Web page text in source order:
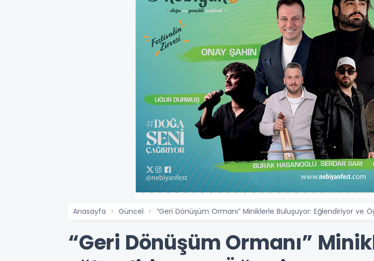
Anasayfa Güncel “Geri Dönüşüm Ormanı” Miniklerle Buluşuyor: Eğlendiriyor ve
“Geri Dönüşüm Ormanı”